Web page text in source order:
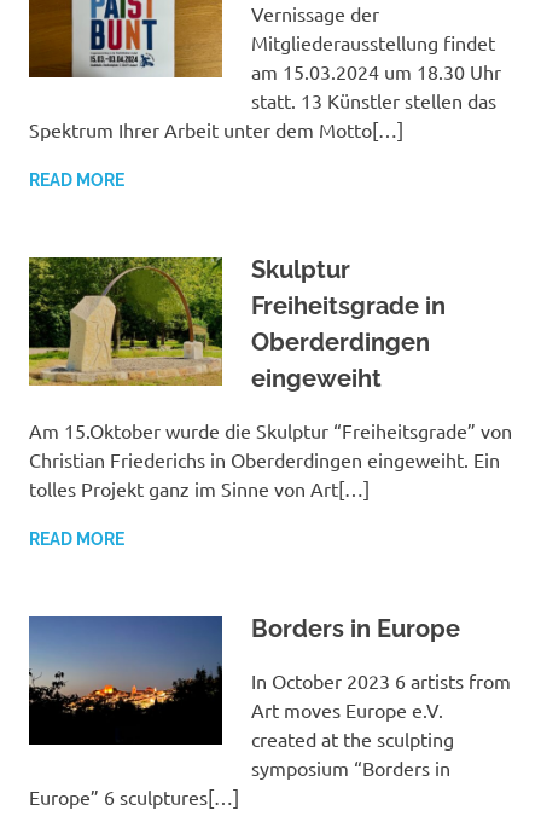
Vernissage der
Mitgliederausstellung findet
am 15.03.2024 um 18.30 Uhr
statt. 13 Künstler stellen das
Spektrum Ihrer Arbeit unter dem Motto[…]
READ MORE
Skulptur
Freiheitsgrade in
Oberderdingen
eingeweiht
Am 15.Oktober wurde die Skulptur “Freiheitsgrade” von
Christian Friederichs in Oberderdingen eingeweiht. Ein
tolles Projekt ganz im Sinne von Art[…]
READ MORE
Borders in Europe
In October 2023 6 artists from
Art moves Europe e.V.
created at the sculpting
symposium “Borders in
Europe” 6 sculptures[…]